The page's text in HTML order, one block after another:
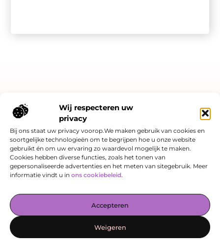
Wij respecteren uw
privacy
Bij ons staat uw privacy voorop.We maken gebruik van cookies en
soortgelijke technologieën om te begrijpen hoe u onze website
gebruikt én om uw ervaring zo waardevol mogelijk te maken.
Cookies hebben diverse functies, zoals het tonen van
gepersonaliseerde advertenties en het meten van sitegebruik. Meer
informatie vindt u in ons cookiebeleid.
Accepteren
Weigeren
— Laat je inspireren door boeiende verhalen, praktische tips en
jouw leesreis op enovate-internetmarketing.nl!
Onze informatie